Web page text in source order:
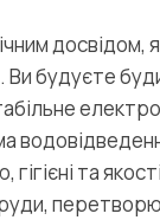
досвідом,
будуєте
та